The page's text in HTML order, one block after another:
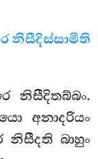
නිසීදිස්සාමීති
නිසීදිතබ්බං.
අනාදරියං
නිසීදති බාහුං